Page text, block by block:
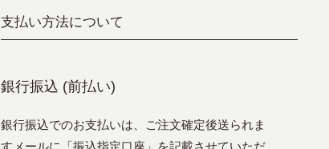
支払い方法について
銀行振込 (前払い)
銀行振込でのお支払いは、ご注文確定後送られま
すメールに「振込指定口座」を記載させていただ